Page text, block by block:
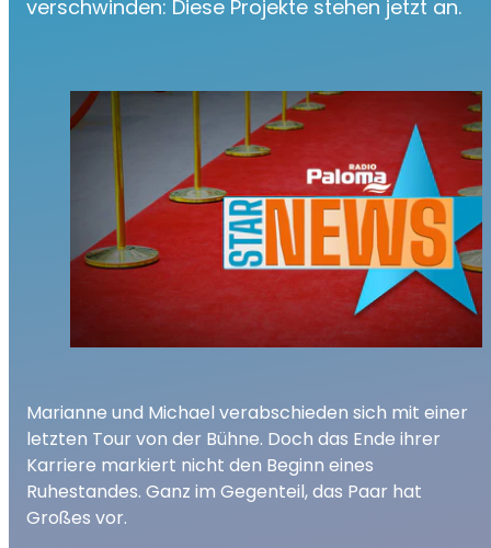
verschwinden: Diese Projekte stehen jetzt an.
Marianne und Michael verabschieden sich mit einer
letzten Tour von der Bühne. Doch das Ende ihrer
Karriere markiert nicht den Beginn eines
Ruhestandes. Ganz im Gegenteil, das Paar hat
Großes vor.